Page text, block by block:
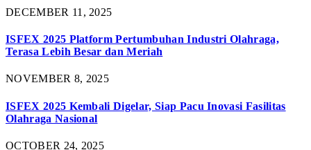
DECEMBER 11, 2025
ISFEX 2025 Platform Pertumbuhan Industri Olahraga,
Terasa Lebih Besar dan Meriah
NOVEMBER 8, 2025
ISFEX 2025 Kembali Digelar, Siap Pacu Inovasi Fasilitas
Olahraga Nasional
OCTOBER 24, 2025